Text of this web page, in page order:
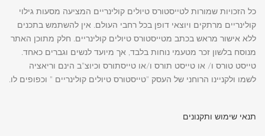
כל הזכויות שמורות לטייסטורס טיולים קולינריים המציעה מסעות גילוי
קולינריים מרתקים ויוצאי דופן בכל רחבי העולם. אין להשתמש בתכנים
ללא אישור מראש בכתב מטייסטורס טיולים קולינריים. חלק מתוכן האתר
מנוסח בלשון זכר מטעמי נוחות בלבד, אך מיועד לנשים וגברים כאחד.
טייסט טורס ו/ או טייסט תורס ו/או טייסתורס וכיוצ"ב הינם וריאציה
לשמו ולקניינו הרוחני של העסק "טייסטורס טיולים קולינריים " וכפופים לו.
תנאי שימוש ותקנונים